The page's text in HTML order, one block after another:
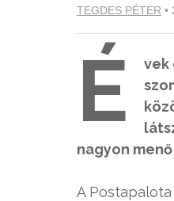
TEGDES PÉTER •
É
vek
nagyon
A